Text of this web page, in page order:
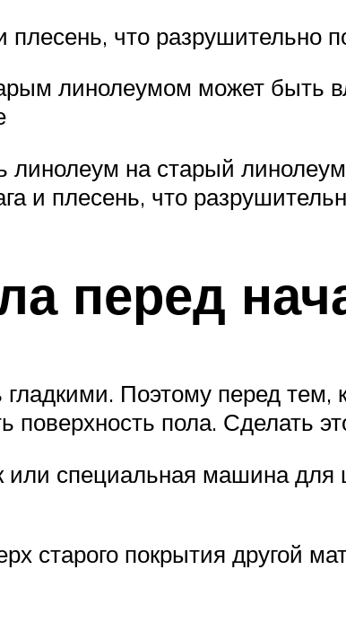
что разрушительно
линолеумом может быть
на старый
и плесень, что
перед
Поэтому перед тем,
пола. Сделать
или специальная машина
старого покрытия другой